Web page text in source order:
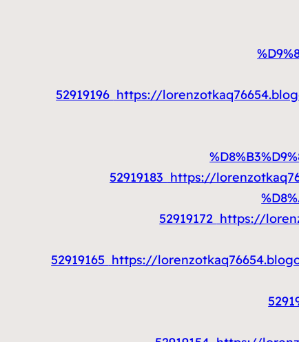
52919196 https://
52919183 https://
52919172 https://
52919165 https://